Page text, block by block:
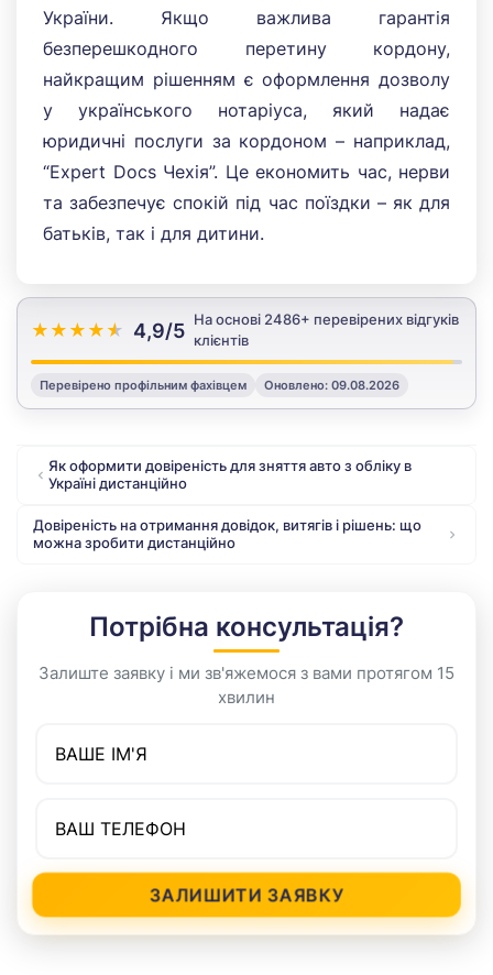
України. Якщо важлива гарантія
безперешкодного перетину кордону,
найкращим рішенням є оформлення дозволу
у українського нотаріуса, який надає
юридичні послуги за кордоном – наприклад,
“Expert Docs Чехія”. Це економить час, нерви
та забезпечує спокій під час поїздки – як для
батьків, так і для дитини.
★ ★ ★ ★ ★ 4,9/5 На основі 2486+ перевірених відгуків
клієнтів
Перевірено профільним фахівцем Оновлено: 09.08.2026
Як оформити довіреність для зняття авто з обліку в
Україні дистанційно
Довіреність на отримання довідок, витягів і рішень: що
можна зробити дистанційно
Потрібна консультація?
Залиште заявку і ми зв'яжемося з вами протягом 15
хвилин
ЗАЛИШИТИ ЗАЯВКУ